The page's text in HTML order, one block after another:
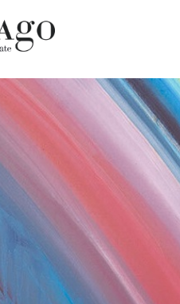
Cultura
chilena
Documentos
Gran reserva
Historia